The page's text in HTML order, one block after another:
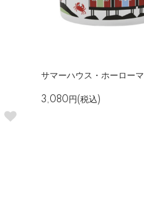
サマーハウス・ホーロー
3,080円(税込)